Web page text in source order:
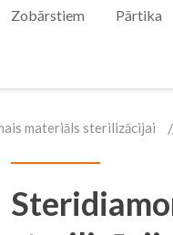
Zobārstiem Pārtika
materiāls sterilizācijai